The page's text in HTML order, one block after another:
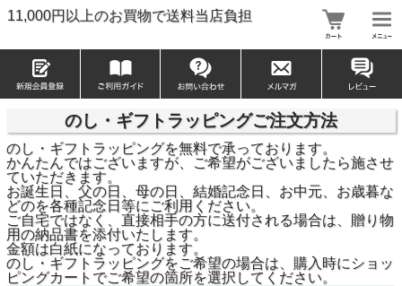
11,000円以上のお買物で送料当店負担
のし・ギフトラッピングご注文方法
のし・ギフトラッピングを無料で承っております。
かんたんではございますが、ご希望がございましたら施させ
ていただきます。
お誕生日、父の日、母の日、結婚記念日、お中元、お歳暮な
どのを各種記念日等にご利用ください。
ご自宅ではなく、直接相手の方に送付される場合は、贈り物
用の納品書を添付いたします。
金額は白紙になっております。
のし・ギフトラッピングをご希望の場合は、購入時にショッ
ピングカートでご希望の箇所を選択してください。